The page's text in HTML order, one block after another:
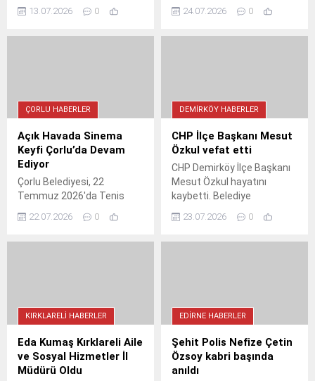
güzergâhlara araç park
geçirildi. Vatandaşların
duyarlı olması istendi.
13.07.2026 0
protokolle, kentteki tüm
altyapıyla desteklenecek
çalışma, afet yönetimine
ışık tutacak.
24.07.2026 0
ÇORLU HABERLER
Açık Havada Sinema
Keyfi Çorlu’da Devam
Ediyor
Çorlu Belediyesi, 22
Temmuz 2026'da Tenis
Kompleksi'nde ücretsiz açık
hava sineması düzenliyor.
ve herkese açık.
22.07.2026 0
DEMIRKÖY HABERLER
CHP İlçe Başkanı Mesut
Özkul vefat etti
CHP Demirköy İlçe Başkanı
Mesut Özkul hayatını
kaybetti. Belediye
Başkanlığı taziye mesajı
yayınlarken, siyasi camia
23.07.2026 0
KIRKLARELI HABERLER
Eda Kumaş Kırklareli Aile
ve Sosyal Hizmetler İl
Müdürü Oldu
EDIRNE HABERLER
Şehit Polis Nefize Çetin
Özsoy kabri başında
anıldı